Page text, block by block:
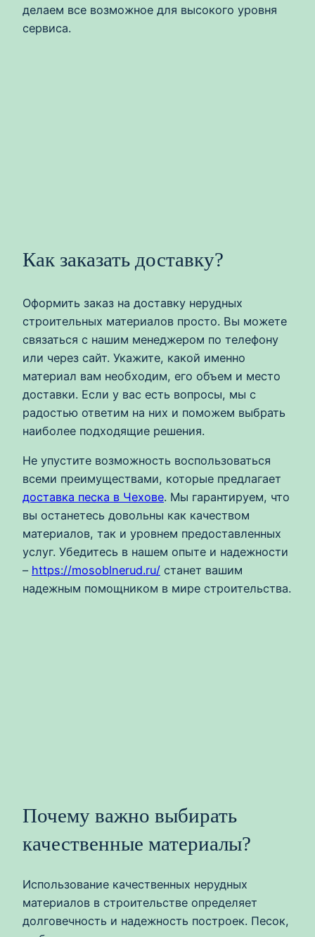
делаем все возможное для высокого уровня
сервиса.
Как заказать доставку?
Оформить заказ на доставку нерудных
строительных материалов просто. Вы можете
связаться с нашим менеджером по телефону
или через сайт. Укажите, какой именно
материал вам необходим, его объем и место
доставки. Если у вас есть вопросы, мы с
радостью ответим на них и поможем выбрать
наиболее подходящие решения.
Не упустите возможность воспользоваться
всеми преимуществами, которые предлагает
доставка песка в Чехове. Мы гарантируем, что
вы останетесь довольны как качеством
материалов, так и уровнем предоставленных
услуг. Убедитесь в нашем опыте и надежности
– https://mosoblnerud.ru/ станет вашим
надежным помощником в мире строительства.
Почему важно выбирать
качественные материалы?
Использование качественных нерудных
материалов в строительстве определяет
долговечность и надежность построек. Песок,